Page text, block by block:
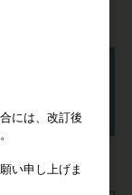
活用ください。
ポート。
には、改訂後
い申し上げま